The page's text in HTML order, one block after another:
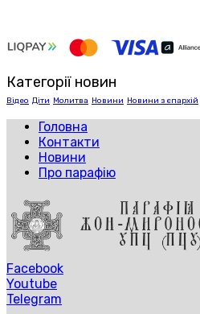
Категорії новин
Відео Діти Молитва Новини Новини з єпархій
Головна
Контакти
Новини
Про парафію
Facebook
Youtube
Telegram